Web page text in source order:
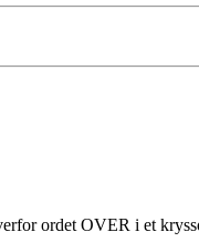
ordet OVER i et